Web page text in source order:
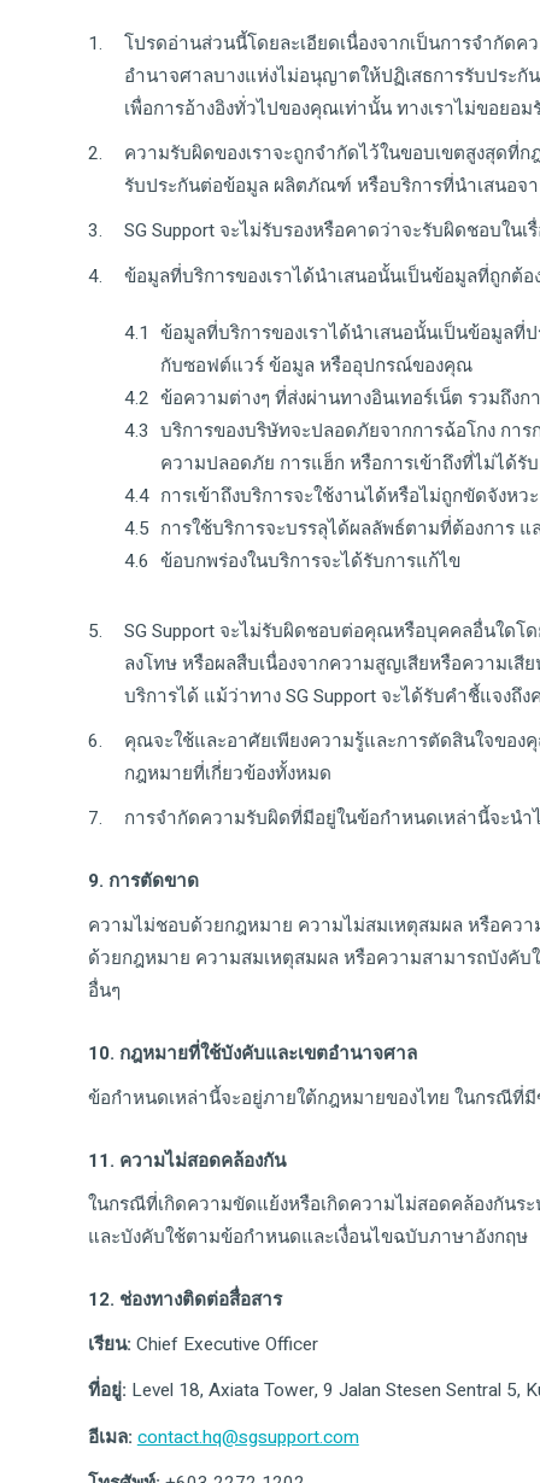
โปรดอ่านส่วนนี้โดยละเอียดเนื่องจากเป็นการจำกัด
อำนาจศาลบางแห่งไม่อนุญาตให้ปฏิเสธการรับประ
เพื่อการอ้างอิงทั่วไปของคุณเท่านั้น ทางเราไม่ขอยอ
ความรับผิดของเราจะถูกจำกัดไว้ในขอบเขตสูงสุดที่
รับประกันต่อข้อมูล ผลิตภัณฑ์ หรือบริการที่นำเสนอจา
SG Support จะไม่รับรองหรือคาดว่าจะรับผิดชอบในเ
ข้อมูลที่บริการของเราได้นำเสนอนั้นเป็นข้อมูลที่ถูกต้
ข้อมูลที่บริการของเราได้นำเสนอนั้นเป็นข้อมูลที่
กับซอฟต์แวร์ ข้อมูล หรืออุปกรณ์ของคุณ
ข้อความต่างๆ ที่ส่งผ่านทางอินเทอร์เน็ต รวมถึง
บริการของบริษัทจะปลอดภัยจากการฉ้อโกง กา
ความปลอดภัย การแฮ็ก หรือการเข้าถึงที่ไม่ได้รั
การเข้าถึงบริการจะใช้งานได้หรือไม่ถูกขัดจังหวะ
การใช้บริการจะบรรลุได้ผลลัพธ์ตามที่ต้องการ แ
ข้อบกพร่องในบริการจะได้รับการแก้ไข
SG Support จะไม่รับผิดชอบต่อคุณหรือบุคคลอื่นใดโ
ลงโทษ หรือผลสืบเนื่องจากความสูญเสียหรือความเสี
บริการได้ แม้ว่าทาง SG Support จะได้รับคำชี้แจง
คุณจะใช้และอาศัยเพียงความรู้และการตัดสินใจขอ
กฎหมายที่เกี่ยวข้องทั้งหมด
การจำกัดความรับผิดที่มีอยู่ในข้อกำหนดเหล่านี้จะน
9. การตัดขาด
ความไม่ชอบด้วยกฎหมาย ความไม่สมเหตุสมผล หรือคว
ด้วยกฎหมาย ความสมเหตุสมผล หรือความสามารถบังคั
อื่นๆ
10. กฎหมายที่ใช้บังคับและเขตอำนาจศาล
ข้อกำหนดเหล่านี้จะอยู่ภายใต้กฎหมายของไทย ในกรณีที่
11. ความไม่สอดคล้องกัน
ในกรณีที่เกิดความขัดแย้งหรือเกิดความไม่สอดคล้องกันร
และบังคับใช้ตามข้อกำหนดและเงื่อนไขฉบับภาษาอังกฤษ
12. ช่องทางติดต่อสื่อสาร
เรียน: Chief Executive Officer
ที่อยู่: Level 18, Axiata Tower, 9 Jalan Stesen Sentral 5,
อีเมล: contact.hq@sgsupport.com